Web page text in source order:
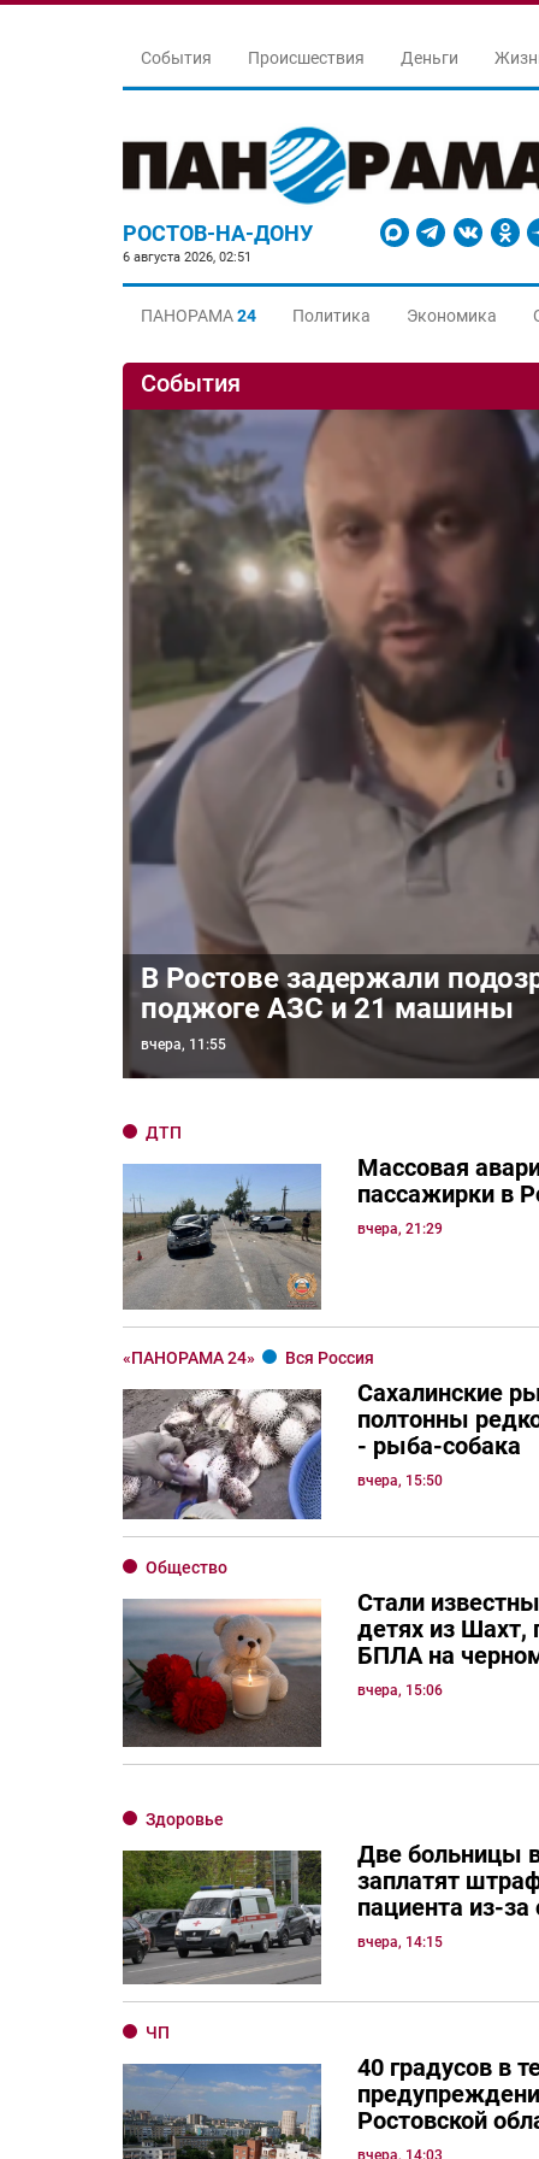
События Происшествия Деньги
РОСТОВ-НА-ДОНУ
6 августа 2026, 02:51
ПАНОРАМА24 Политика Экономика
События
В Ростове задержали
поджоге АЗС и 21 машины
вчера, 11:55
ДТП
Массовая
пассажирки в
вчера, 21:29
«ПАНОРАМА 24» Вся Россия
Сахалинские
полтонны
- рыба-собака
вчера, 15:50
Общество
Стали
детях из Шахт,
БПЛА на
вчера, 15:06
Здоровье
Две больницы
заплатят
пациента из-
вчера, 14:15
ЧП
40 градусов в
Ростовской
вчера, 14:03